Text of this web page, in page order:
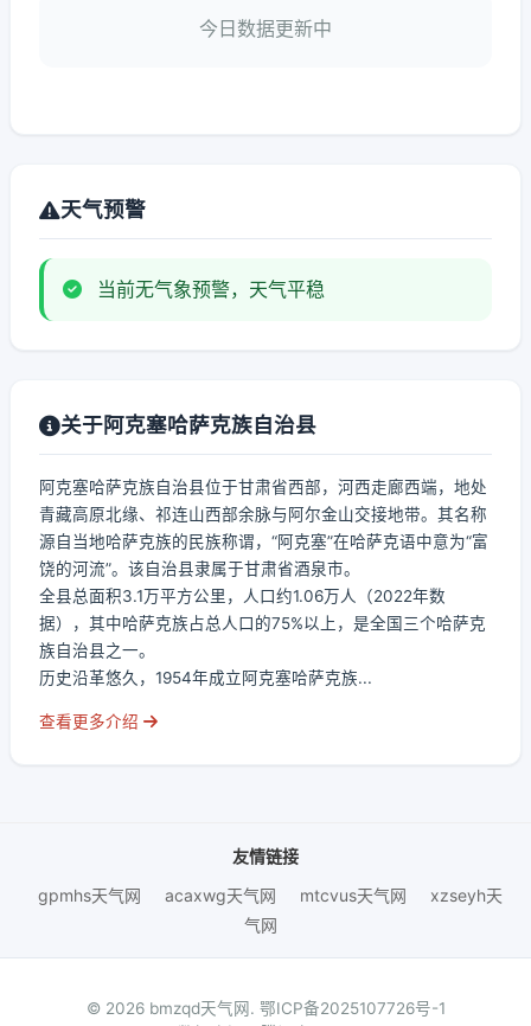
今日数据更新中
天气预警
当前无气象预警，天气平稳
关于阿克塞哈萨克族自治县
阿克塞哈萨克族自治县位于甘肃省西部，河西走廊西端，地处
青藏高原北缘、祁连山西部余脉与阿尔金山交接地带。其名称
源自当地哈萨克族的民族称谓，“阿克塞”在哈萨克语中意为“富
饶的河流”。该自治县隶属于甘肃省酒泉市。
全县总面积3.1万平方公里，人口约1.06万人（2022年数
据），其中哈萨克族占总人口的75%以上，是全国三个哈萨克
族自治县之一。
历史沿革悠久，1954年成立阿克塞哈萨克族...
查看更多介绍
友情链接
gpmhs天气网
acaxwg天气网 mtcvus天气网
xzseyh天
气网
© 2026 bmzqd天气网. 鄂ICP备2025107726号-1